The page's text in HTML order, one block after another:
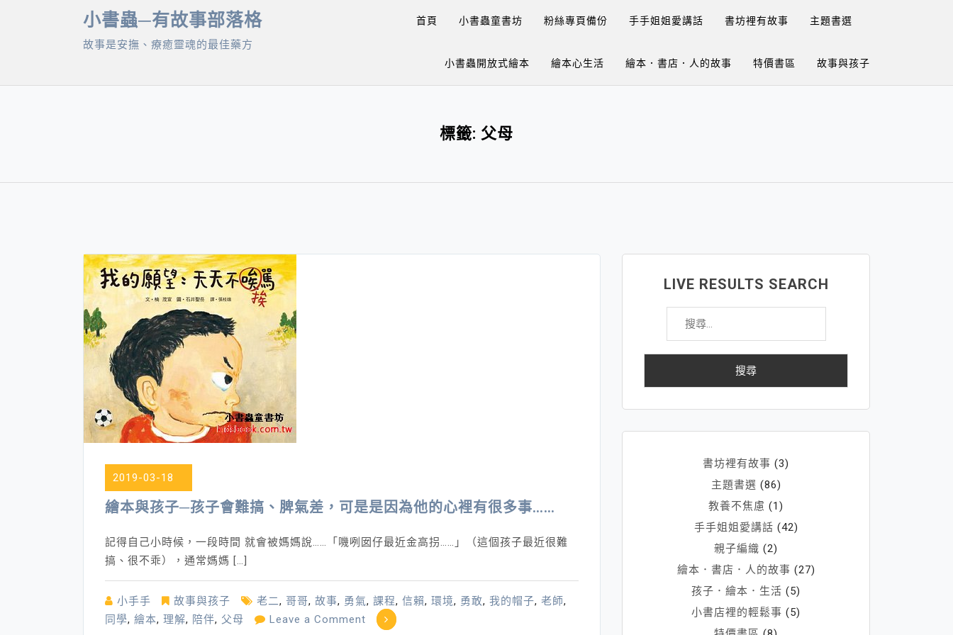
小書蟲─有故事部落格
故事是安撫、療癒靈魂的最佳藥方
首頁 小書蟲童書坊 粉絲專頁備份 手手姐姐愛講話 書坊裡有故事 主題書選
小書蟲開放式繪本 繪本心生活 繪本．書店．人的故事 特價書區 故事與孩子
標籤: 父母
2019-03-18
繪本與孩子─孩子會難搞、脾氣差，可是是因為他的心裡有很多事……
記得自己小時候，一段時間 就會被媽媽說……「嘰咧囡仔最近金高拐……」（這個孩子最近很難
搞、很不乖），通常媽媽 […]
小手手 故事與孩子 老二, 哥哥, 故事, 勇氣, 課程, 信賴, 環境, 勇敢, 我的帽子, 老師,
同學, 繪本, 理解, 陪伴, 父母 Leave a Comment on
LIVE RESULTS SEARCH
搜
關
書坊裡有故事 (3)
主題書選 (86)
教養不焦慮 (1)
手手姐姐愛講話 (42)
親子編織 (2)
繪本．書店．人的故事 (27)
孩子．繪本．生活 (5)
小書店裡的輕鬆事 (5)